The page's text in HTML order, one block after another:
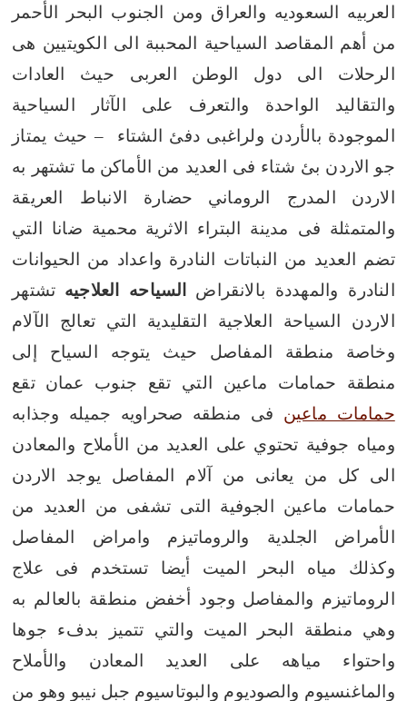
العربيه السعوديه والعراق ومن الجنوب البحر الأحمر
من أهم المقاصد السياحية المحببة الى الكويتيين هى
الرحلات الى دول الوطن العربى حيث العادات
والتقاليد الواحدة والتعرف على الآثار السياحية
الموجودة بالأردن ولراغبى دفئ الشتاء – حيث يمتاز
جو الاردن بئ شتاء فى العديد من الأماكن ما تشتهر به
الاردن
المدرج الروماني
حضارة الانباط العريقة
والمتمثلة فى مدينة البتراء الاثرية محمية ضانا التي
تضم العديد من النباتات النادرة واعداد من الحيوانات
النادرة والمهددة بالانقراض
السياحه العلاجيه تشتهر
الاردن السياحة العلاجية التقليدية التي تعالج الآلام
وخاصة منطقة المفاصل حيث يتوجه السياح إلى
منطقة حمامات ماعين التي تقع جنوب عمان تقع
حمامات ماعين فى منطقه صحراويه جميله وجذابه
ومياه جوفية تحتوي على العديد من الأملاح والمعادن
الى كل من يعانى من آلام المفاصل يوجد الاردن
حمامات ماعين الجوفية التى تشفى من العديد من
الأمراض الجلدية والروماتيزم وامراض المفاصل
وكذلك مياه البحر الميت أيضا تستخدم فى علاج
الروماتيزم والمفاصل وجود أخفض منطقة بالعالم به
وهي منطقة البحر الميت والتي تتميز بدفء جوها
واحتواء مياهه على العديد المعادن والأملاح
والماغنسيوم والصوديوم والبوتاسيوم جبل نيبو وهو من